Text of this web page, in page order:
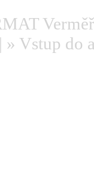
| » Vstup do